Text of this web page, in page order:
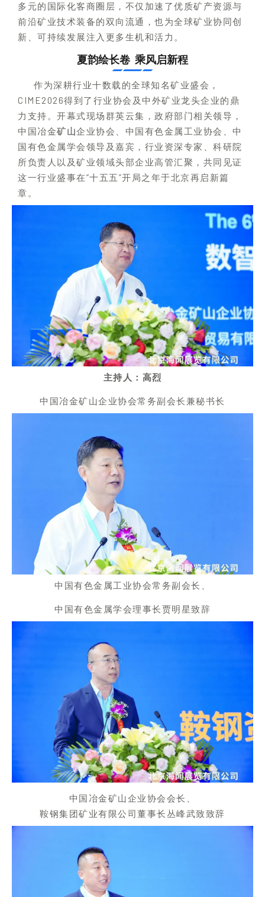
多元的国际化客商圈层，不仅加速了优质矿产资源与
前沿矿业技术装备的双向流通，也为全球矿业协同创
新、可持续发展注入更多生机和活力。
夏韵绘长卷 乘风启新程
作为深耕行业十数载的全球知名矿业盛会，
CIME2026得到了行业协会及中外矿业龙头企业的鼎
力支持。开幕式现场群英云集，政府部门相关领导，
中国冶金矿山企业协会、中国有色金属工业协会、中
国有色金属学会领导及嘉宾，行业资深专家、科研院
所负责人以及 矿业领域头部企业高管汇聚，共同见证
这一行业盛事在“十五五”开局之年于北京再启新篇
章。
主持人：高烈
中国冶金矿山企业协会常务副会长兼秘书长
中国有色金属工业协会常务副会长、
中国有色金属学会理事长贾明星致辞
中国冶金矿山企业协会会长、
鞍钢集团矿业有限公司董事长丛峰武致致辞